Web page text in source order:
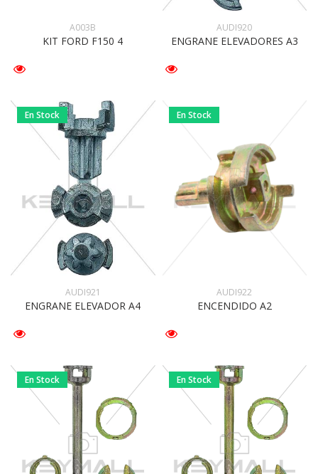
A003B
KIT FORD F150 4
AUDI920
ENGRANE ELEVADORES A3
En Stock
AUDI921
ENGRANE ELEVADOR A4
En Stock
AUDI922
ENCENDIDO A2
En Stock En Stock